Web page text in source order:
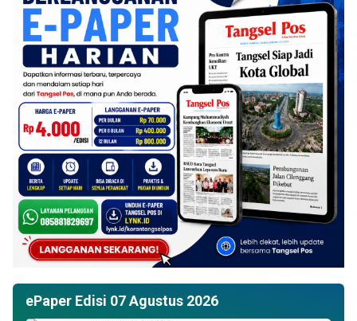
ePaper Edisi 07 Agustus 2026